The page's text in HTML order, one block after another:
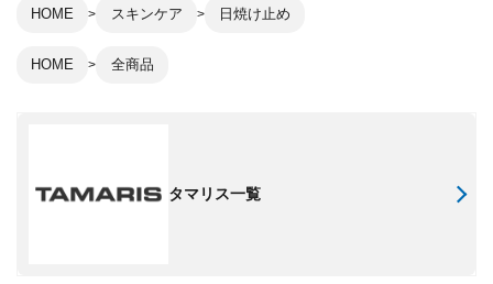
HOME スキンケア 日焼け止め
HOME 全商品
タマリス一覧